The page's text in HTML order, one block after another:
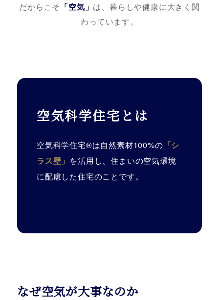
だからこそ 「空気」 は、暮らしや健康に大きく関
わっています。
空気科学住宅とは
空気科学住宅®は自然素材100%の 「シ
ラス壁」 を活用し、住まいの空気環境
に配慮した住宅のことです。
なぜ空気が大事なのか